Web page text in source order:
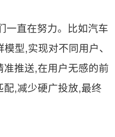
一直在努力。比如汽车
型,实现对不同用户、
推送,在用户无感的前
,减少硬广投放,最终